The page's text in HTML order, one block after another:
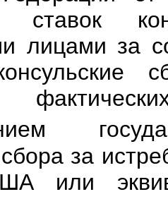
ставок
лицами за
сбора за
или